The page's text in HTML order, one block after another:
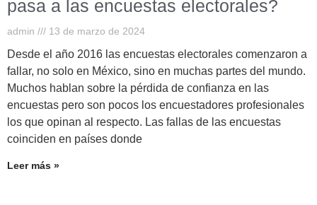
pasa a las encuestas electorales?
admin 13 de marzo de 2024
Desde el año 2016 las encuestas electorales comenzaron a
fallar, no solo en México, sino en muchas partes del mundo.
Muchos hablan sobre la pérdida de confianza en las
encuestas pero son pocos los encuestadores profesionales
los que opinan al respecto. Las fallas de las encuestas
coinciden en países donde
Leer más »